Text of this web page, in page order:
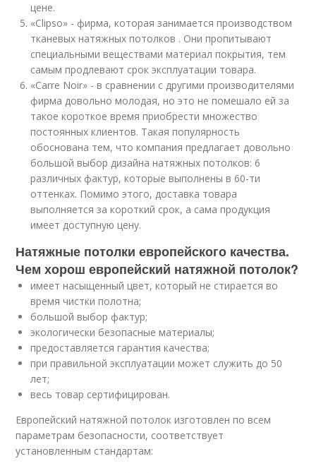
цене.
«Clipso» - фирма, которая занимается производством
тканевых натяжных потолков . Они пропитывают
специальными веществами материал покрытия, тем
самым продлевают срок эксплуатации товара.
«Carre Noir» - в сравнении с другими производителями
фирма довольно молодая, но это не помешало ей за
такое короткое время приобрести множество
постоянных клиентов. Такая популярность
обоснована тем, что компания предлагает довольно
большой выбор дизайна натяжных потолков: 6
различных фактур, которые выполнены в 60-ти
оттенках. Помимо этого, доставка товара
выполняется за короткий срок, а сама продукция
имеет доступную цену.
Натяжные потолки европейского качества.
Чем хорош европейский натяжной потолок?
имеет насыщенный цвет, который не стирается во
время чистки полотна;
большой выбор фактур;
экологически безопасные материалы;
предоставляется гарантия качества;
при правильной эксплуатации может служить до 50
лет;
весь товар сертифицирован.
Европейский натяжной потолок изготовлен по всем
параметрам безопасности, соответствует
установленным стандартам: